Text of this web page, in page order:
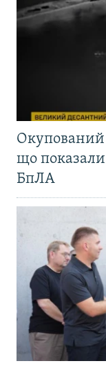
Окупований
що показали
БпЛА